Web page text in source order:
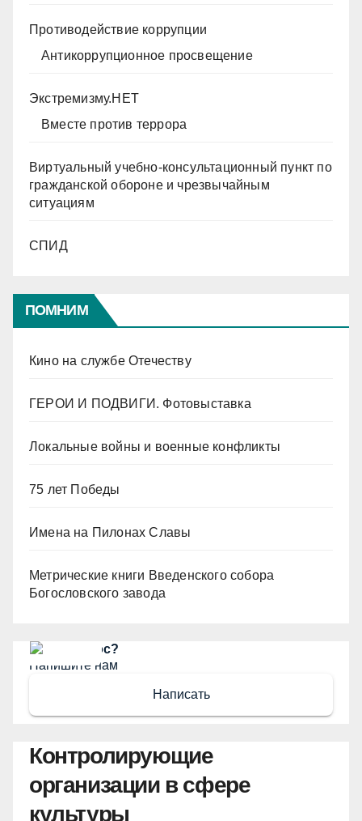
Противодействие коррупции
Антикоррупционное просвещение
Экстремизму.НЕТ
Вместе против террора
Виртуальный учебно-консультационный пункт по
гражданской обороне и чрезвычайным
ситуациям
СПИД
ПОМНИМ
Кино на службе Отечеству
ГЕРОИ И ПОДВИГИ. Фотовыставка
Локальные войны и военные конфликты
75 лет Победы
Имена на Пилонах Славы
Метрические книги Введенского собора
Богословского завода
Есть вопрос?
Напишите нам
Написать
Контролирующие
организации в сфере
культуры